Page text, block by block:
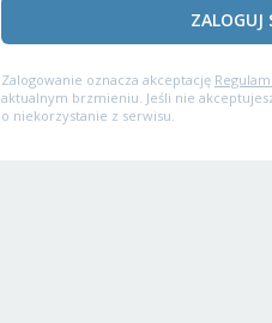
ZALOGUJ
Zalogowanie oznacza akceptację
aktualnym brzmieniu. Jeśli nie
o niekorzystanie z serwisu.